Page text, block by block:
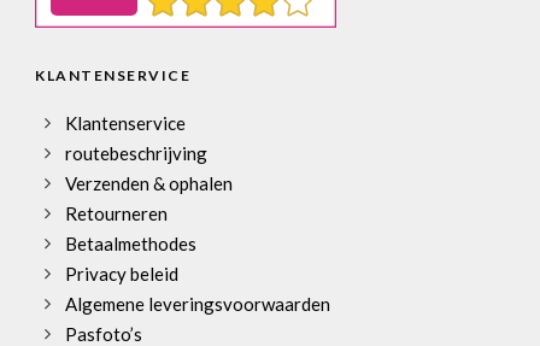
KLANTENSERVICE
Klantenservice
routebeschrijving
Verzenden & ophalen
Retourneren
Betaalmethodes
Privacy beleid
Algemene leveringsvoorwaarden
Pasfoto’s